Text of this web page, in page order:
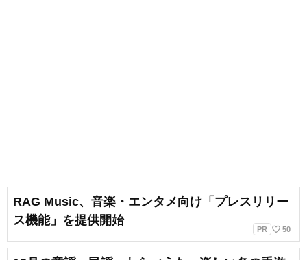
RAG Music、音楽・エンタメ向け「プレスリリー
ス機能」を提供開始
PR favorite_border 50